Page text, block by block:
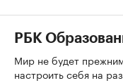
РБК
Мир не будет
настроить себя на